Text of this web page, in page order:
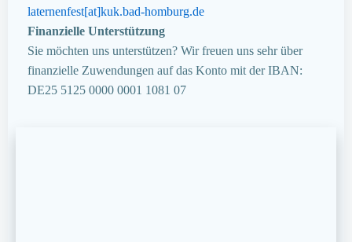
laternenfest[at]kuk.bad-homburg.de
Finanzielle Unterstützung
Sie möchten uns unterstützen? Wir freuen uns sehr über
finanzielle Zuwendungen auf das Konto mit der IBAN:
DE25 5125 0000 0001 1081 07